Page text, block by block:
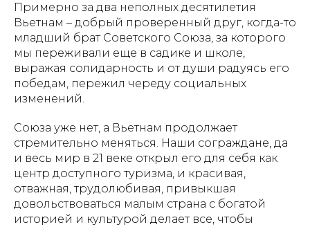
Примерно за два неполных десятилетия
Вьетнам – добрый проверенный друг, когда-то
младший брат Советского Союза, за которого
мы переживали еще в садике и школе,
выражая солидарность и от души радуясь его
победам, пережил череду социальных
изменений.
Союза уже нет, а Вьетнам продолжает
стремительно меняться. Наши сограждане, да
и весь мир в 21 веке открыл его для себя как
центр доступного туризма, и красивая,
отважная, трудолюбивая, привыкшая
довольствоваться малым страна с богатой
историей и культурой делает все, чтобы